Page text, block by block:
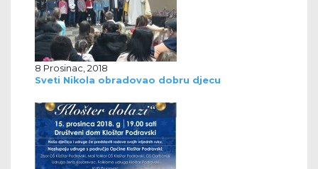
8 Prosinac, 2018
Sveti Nikola obradovao dobru djecu